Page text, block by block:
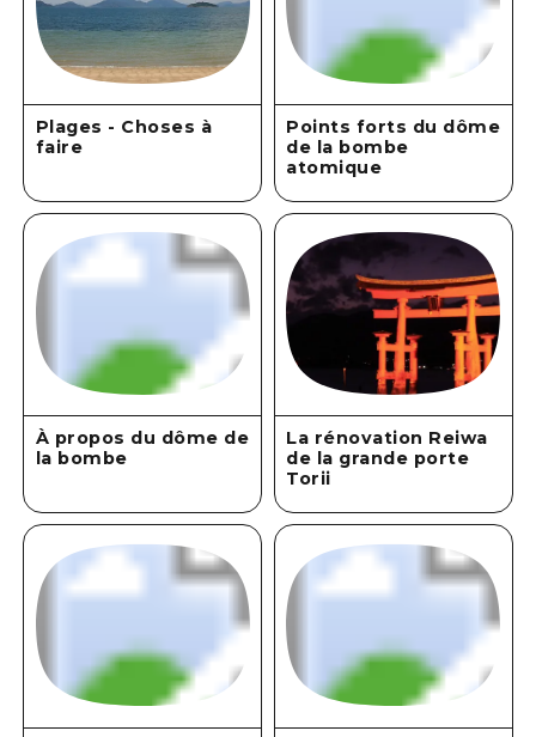
Plages - Choses à
faire
Points forts du dôme
de la bombe
atomique
À propos du dôme de
la bombe
La rénovation Reiwa
de la grande porte
Torii